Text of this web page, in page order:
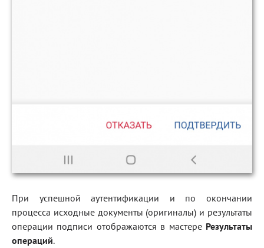
При успешной аутентификации и по окончании
процесса исходные документы (оригиналы) и результаты
операции подписи отображаются в мастере Результаты
операций.